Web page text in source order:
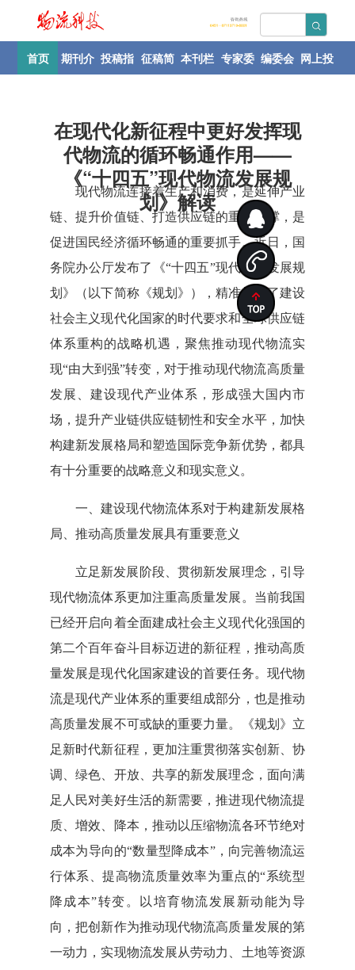
首页 期刊介 投稿指 征稿简 本刊栏 专家委 编委会 网上投
在现代化新征程中更好发挥现
代物流的循环畅通作用——
《“十四五”现代物流发展规
划》解读
现代物流连接着生产和消费，是延伸产业
链、提升价值链、打造供应链的重要支撑，是
促进国民经济循环畅通的重要抓手。近日，国
务院办公厅发布了《“十四五”现代物流发展规
划》（以下简称《规划》），精准把握了建设
社会主义现代化国家的时代要求和全球供应链
体系重构的战略机遇，聚焦推动现代物流实
现“由大到强”转变，对于推动现代物流高质量
发展、建设现代产业体系，形成强大国内市
场，提升产业链供应链韧性和安全水平，加快
构建新发展格局和塑造国际竞争新优势，都具
有十分重要的战略意义和现实意义。
一、建设现代物流体系对于构建新发展格
局、推动高质量发展具有重要意义
立足新发展阶段、贯彻新发展理念，引导
现代物流体系更加注重高质量发展。当前我国
已经开启向着全面建成社会主义现代化强国的
第二个百年奋斗目标迈进的新征程，推动高质
量发展是现代化国家建设的首要任务。现代物
流是现代产业体系的重要组成部分，也是推动
高质量发展不可或缺的重要力量。《规划》立
足新时代新征程，更加注重贯彻落实创新、协
调、绿色、开放、共享的新发展理念，面向满
足人民对美好生活的新需要，推进现代物流提
质、增效、降本，推动以压缩物流各环节绝对
成本为导向的“数量型降成本”，向完善物流运
行体系、提高物流质量效率为重点的“系统型
降成本”转变。以培育物流发展新动能为导
向，把创新作为推动现代物流高质量发展的第
一动力，实现物流发展从劳动力、土地等资源